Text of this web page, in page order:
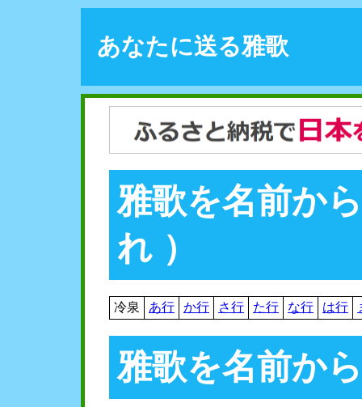
あなたに送る雅歌
雅歌を名前か
れ ）
冷泉 あ行 か行 さ行 た行 な行 は行
雅歌を名前か